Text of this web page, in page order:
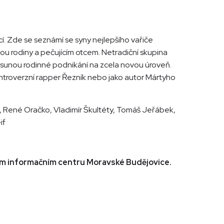
Zde se seznámí se syny nejlepšího vařiče
rodiny a pečujícím otcem. Netradiční skupina
rodinné podnikání na zcela novou úroveň.
rapper Řezník nebo jako autor Mártyho
René Oračko, Vladimír Škultéty, Tomáš Jeřábek,
centru Moravské Budějovice.